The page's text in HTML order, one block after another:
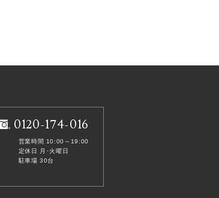
0120-174-016
営業時間 10:00～19:00
定休日 月･火曜日
駐車場 30台